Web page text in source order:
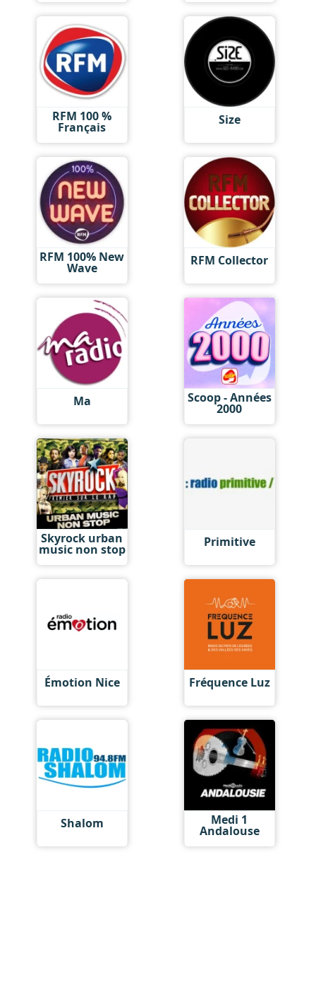
RFM 100 %
Français Size
RFM 100% New
Wave RFM Collector
Ma Scoop - Années
2000
Skyrock urban
music non stop Primitive
Émotion Nice Fréquence Luz
Shalom Medi 1
Andalouse